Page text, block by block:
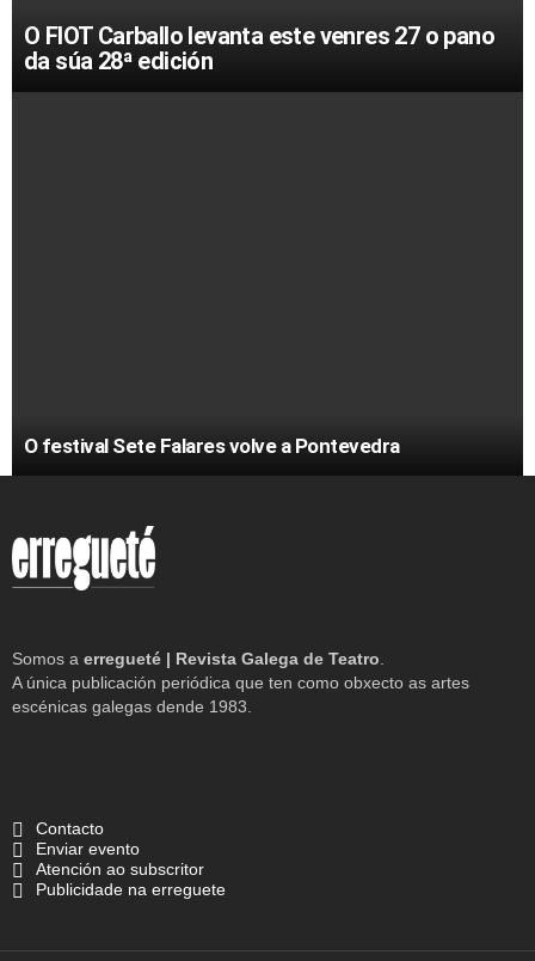
O FIOT Carballo levanta este venres 27 o pano
da súa 28ª edición
O festival Sete Falares volve a Pontevedra
Somos a erregueté | Revista Galega de Teatro
A única publicación periódica que ten como obxecto as artes
escénicas galegas dende 1983.
Contacto
Enviar evento
Atención ao subscritor
Publicidade na erreguete